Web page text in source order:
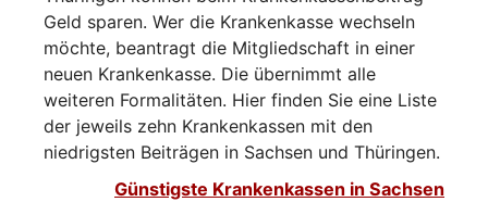
Geld sparen. Wer die Krankenkasse wechseln
möchte, beantragt die Mitgliedschaft in einer
neuen Krankenkasse. Die übernimmt alle
weiteren Formalitäten. Hier finden Sie eine Liste
der jeweils zehn Krankenkassen mit den
niedrigsten Beiträgen in Sachsen und Thüringen.
Günstigste Krankenkassen in Sachsen